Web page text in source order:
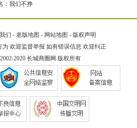
：我们不挣
们 - 老版地图 - 网站地图 - 版权声明
欢迎监督举报 如有错误信息 欢迎纠正
2020 长城商圈网 版权所有